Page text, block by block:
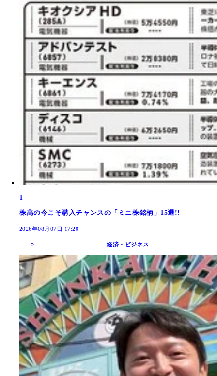
1
株高の今こそ購入チャンスの「ミニ株銘柄」15選!!
2026年08月07日 17:20
経済・ビジネス